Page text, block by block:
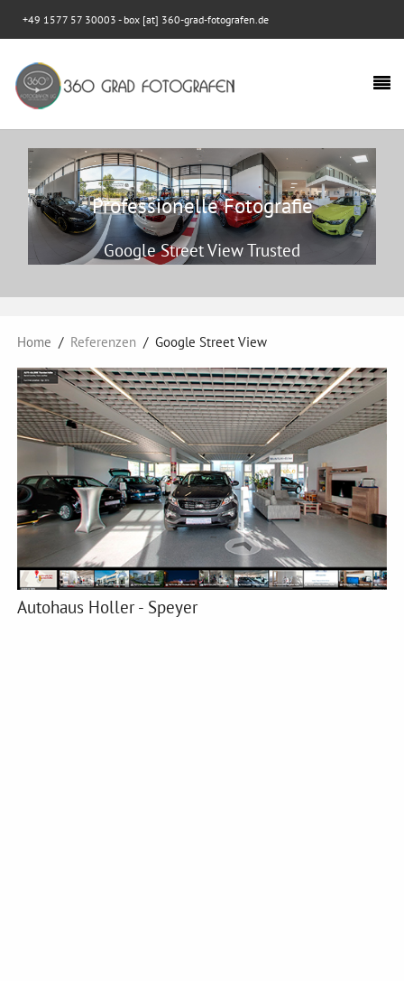
+49 1577 57 30003 - box [at] 360-grad-fotografen.de
Professionelle Fotografie
Google Street View Trusted
Home Referenzen Google Street View
Autohaus Holler - Speyer